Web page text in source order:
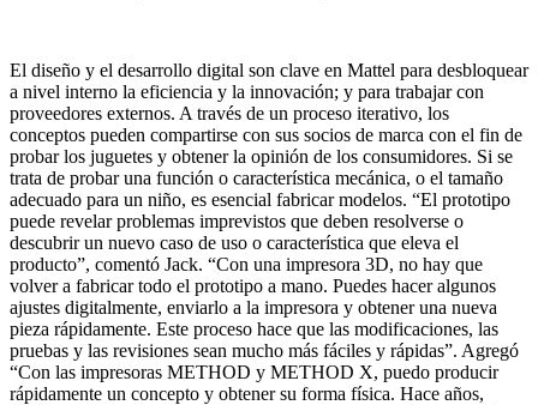
El diseño y el desarrollo digital son clave en Mattel para desbloquear
a nivel interno la eficiencia y la innovación; y para trabajar con
proveedores externos. A través de un proceso iterativo, los
conceptos pueden compartirse con sus socios de marca con el fin de
probar los juguetes y obtener la opinión de los consumidores. Si se
trata de probar una función o característica mecánica, o el tamaño
adecuado para un niño, es esencial fabricar modelos. “El prototipo
puede revelar problemas imprevistos que deben resolverse o
descubrir un nuevo caso de uso o característica que eleva el
producto”, comentó Jack. “Con una impresora 3D, no hay que
volver a fabricar todo el prototipo a mano. Puedes hacer algunos
ajustes digitalmente, enviarlo a la impresora y obtener una nueva
pieza rápidamente. Este proceso hace que las modificaciones, las
pruebas y las revisiones sean mucho más fáciles y rápidas”. Agregó
“Con las impresoras METHOD y METHOD X, puedo producir
rápidamente un concepto y obtener su forma física. Hace años,